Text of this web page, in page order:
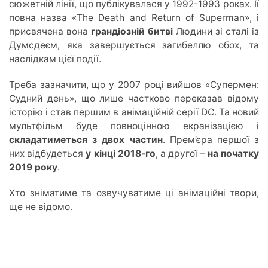
сюжетній лінії, що публікувалася у 1992-1993 роках. Її
повна назва «The Death and Return of Superman», і
присвячена вона грандіозній битві Людини зі сталі із
Думсдеєм, яка завершується загибеллю обох, та
наслідкам цієї події.
Треба зазначити, що у 2007 році вийшов «Супермен:
Судний день», що лише частково переказав відому
історію і став першим в анімаційній серії DC. Та новий
мультфільм буде повноцінною екранізацією і
складатиметься з двох частин. Прем’єра першої з
них відбудетьсяу кінці 2018-го, а другої – на початку
2019 року.
Хто зніматиме та озвучуватиме ці анімаційні твори,
ще не відомо.